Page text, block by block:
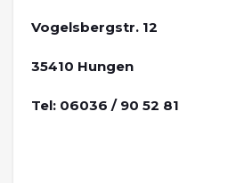
Vogelsbergstr. 12
35410 Hungen
Tel: 06036 / 90 52 81